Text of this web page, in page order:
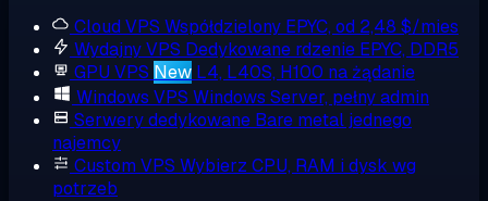
Cloud VPS Współdzielony EPYC, od 2,48 $/mies
Wydajny VPS Dedykowane rdzenie EPYC, DDR5
GPU VPS New L4, L40S, H100 na żądanie
Windows VPS Windows Server, pełny admin
Serwery dedykowane Bare metal jednego
najemcy
Custom VPS Wybierz CPU, RAM i dysk wg
potrzeb